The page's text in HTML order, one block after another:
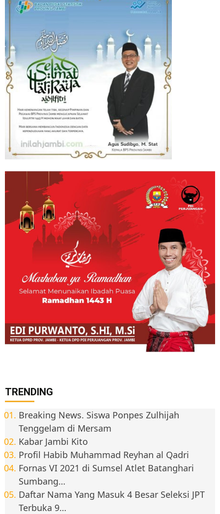
TRENDING
Breaking News. Siswa Ponpes Zulhijah
Tenggelam di Mersam
Kabar Jambi Kito
Profil Habib Muhammad Reyhan al Qadri
Fornas VI 2021 di Sumsel Atlet Batanghari
Sumbang…
Daftar Nama Yang Masuk 4 Besar Seleksi JPT
Terbuka 9…